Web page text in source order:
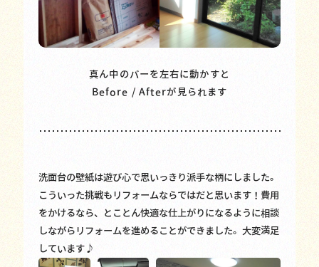
真ん中のバーを左右に動かすと
Before / Afterが見られます
洗面台の壁紙は遊び心で思いっきり派手な柄にしました。
こういった挑戦もリフォームならではだと思います！費用
をかけるなら、とことん快適な仕上がりになるように相談
しながらリフォームを進めることができました。大変満足
しています♪